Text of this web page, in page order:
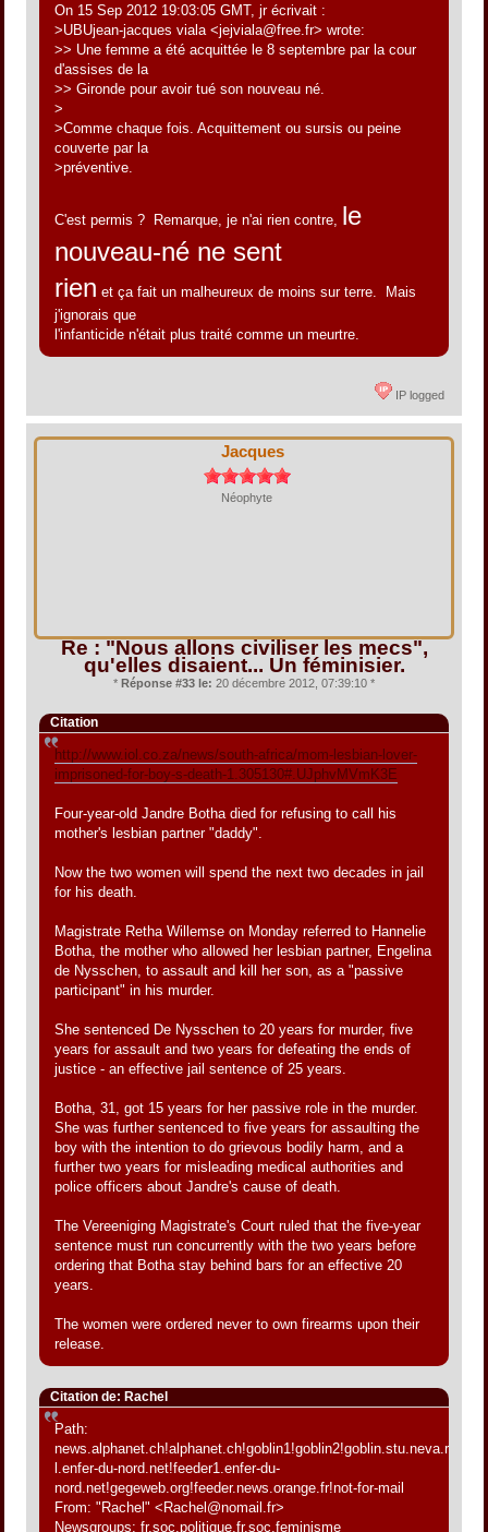
On 15 Sep 2012 19:03:05 GMT, jr écrivait :
>UBUjean-jacques viala <jejviala@free.fr> wrote:
>> Une femme a été acquittée le 8 septembre par la cour
d'assises de la
>> Gironde pour avoir tué son nouveau né.
>
>Comme chaque fois. Acquittement ou sursis ou peine
couverte par la
>préventive.
C'est permis ? Remarque, je n'ai rien contre, le
nouveau-né ne sent
rien et ça fait un malheureux de moins sur terre. Mais
j'ignorais que
l'infanticide n'était plus traité comme un meurtre.
IP logged
Jacques
Néophyte
Re : "Nous allons civiliser les mecs",
qu'elles disaient... Un féminisier.
* Réponse #33 le: 20 décembre 2012, 07:39:10 *
Citation
http://www.iol.co.za/news/south-africa/mom-lesbian-lover-
imprisoned-for-boy-s-death-1.305130#.UJphvMVmK3E
Four-year-old Jandre Botha died for refusing to call his
mother's lesbian partner "daddy".
Now the two women will spend the next two decades in jail
for his death.
Magistrate Retha Willemse on Monday referred to Hannelie
Botha, the mother who allowed her lesbian partner, Engelina
de Nysschen, to assault and kill her son, as a "passive
participant" in his murder.
She sentenced De Nysschen to 20 years for murder, five
years for assault and two years for defeating the ends of
justice - an effective jail sentence of 25 years.
Botha, 31, got 15 years for her passive role in the murder.
She was further sentenced to five years for assaulting the
boy with the intention to do grievous bodily harm, and a
further two years for misleading medical authorities and
police officers about Jandre's cause of death.
The Vereeniging Magistrate's Court ruled that the five-year
sentence must run concurrently with the two years before
ordering that Botha stay behind bars for an effective 20
years.
The women were ordered never to own firearms upon their
release.
Citation de: Rachel
Path:
l.enfer-du-nord.net!feeder1.enfer-du-
nord.net!gegeweb.org!feeder.news.orange.fr!not-for-mail
From: "Rachel" <Rachel@nomail.fr>
Newsgroups: fr.soc.politique,fr.soc.feminisme